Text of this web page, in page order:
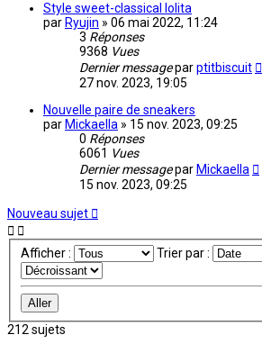
Style sweet-classical lolita
par Ryujin » 06 mai 2022, 11:24
3 Réponses
9368 Vues
Dernier messageparptitbiscuit
27 nov. 2023, 19:05
Nouvelle paire de sneakers
par Mickaella » 15 nov. 2023, 09:25
0 Réponses
6061 Vues
Dernier messagepar Mickaella
15 nov. 2023, 09:25
Nouveau sujet
Afficher : Trier par :
212 sujets